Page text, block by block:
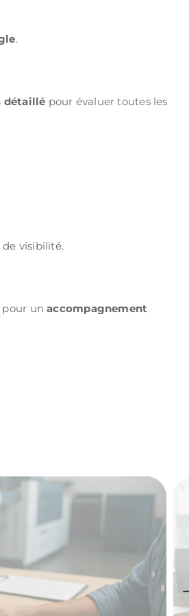
.
détaillé pour évaluer toutes les
de visibilité.
pour unaccompagnement